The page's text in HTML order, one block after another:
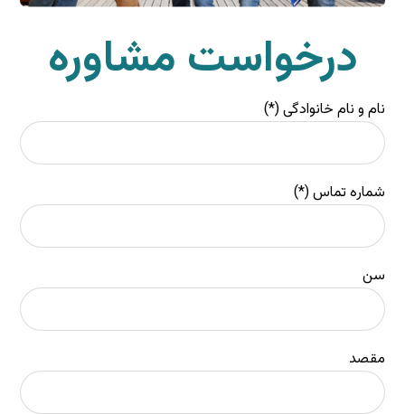
درخواست مشاوره
نام و نام خانوادگی (*)
شماره تماس (*)
سن
مقصد